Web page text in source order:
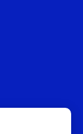
à 16:00h